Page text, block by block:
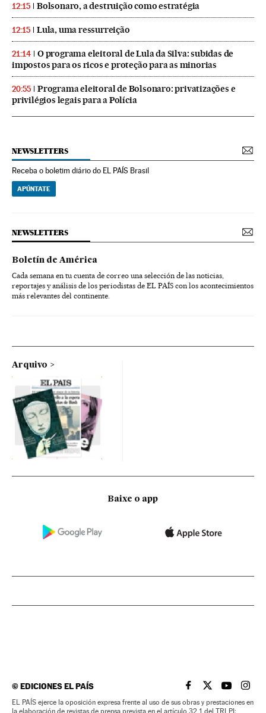
12:15 Bolsonaro, a destruição como estratégia
12:15 Lula, uma ressurreição
21:14
O programa eleitoral de Lula da Silva: subidas de
impostos para os ricos e proteção para as minorias
20:55
Programa eleitoral de Bolsonaro: privatizações e
privilégios legais para a Polícia
NEWSLETTERS
Receba o boletim diário do EL PAÍS Brasil
APÚNTATE
NEWSLETTERS
Boletín de América
Cada semana en tu cuenta de correo una selección de las noticias,
reportajes y análisis de los periodistas de EL PAÍS con los acontecimientos
más relevantes del continente.
Arquivo
Baixe o app
©EDICIONES EL PAÍS EL PAÍS BRASIL EN
EL PAÍSEL PAÍS
EL
EL PAÍS ejerce la oposición expresa frente al uso de sus obras y prestaciones en
la elaboración de revistas de prensa prevista en el artículo 32.1 del TRLPI;